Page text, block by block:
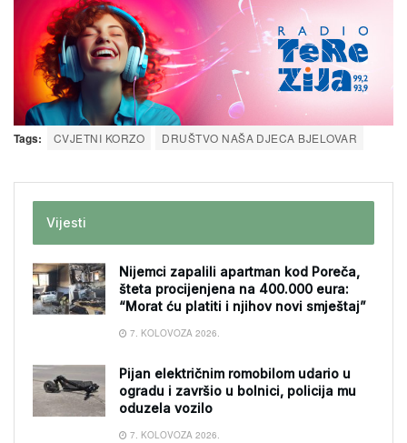
Tags: CVJETNI KORZO DRUŠTVO NAŠA DJECA BJELOVAR
Vijesti
Nijemci zapalili apartman kod Poreča,
šteta procijenjena na 400.000 eura:
“Morat ću platiti i njihov novi smještaj”
7. KOLOVOZA 2026.
Pijan električnim romobilom udario u
ogradu i završio u bolnici, policija mu
oduzela vozilo
7. KOLOVOZA 2026.